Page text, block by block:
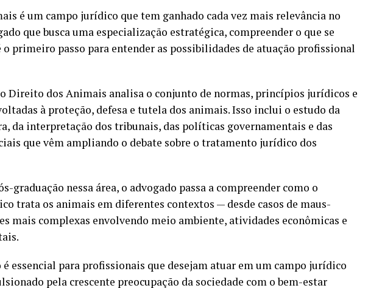
é um campo jurídico que tem ganhado cada vez mais relevância no
que busca uma especialização estratégica, compreender o que se
o primeiro passo para entender as possibilidades de atuação profissional
Direito dos Animais analisa o conjunto de normas, princípios jurídicos e
à proteção, defesa e tutela dos animais. Isso inclui o estudo da
da interpretação dos tribunais, das políticas governamentais e das
que vêm ampliando o debate sobre o tratamento jurídico dos
graduação nessa área, o advogado passa a compreender como o
trata os animais em diferentes contextos — desde casos de maus-
mais complexas envolvendo meio ambiente, atividades econômicas e
é essencial para profissionais que desejam atuar em um campo jurídico
pela crescente preocupação da sociedade com o bem-estar